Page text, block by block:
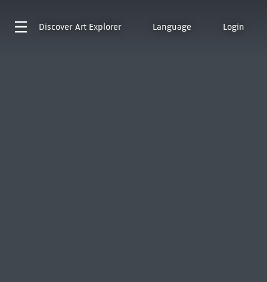
Discover Art Explorer Language Login